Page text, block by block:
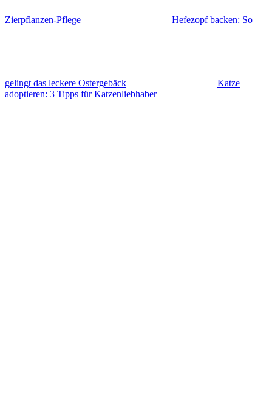
Zierpflanzen-Pflege Hefezopf backen: So
gelingt das leckere Ostergebäck
Katze
adoptieren: 3 Tipps für Katzenliebhaber